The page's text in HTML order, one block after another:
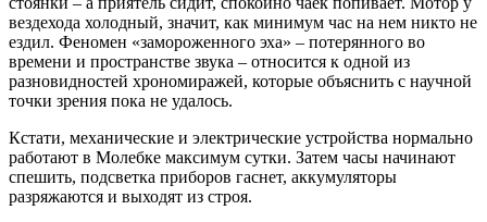
вездехода холодный, значит, как минимум час на нем никто не
ездил. Феномен «замороженного эха» – потерянного во
времени и пространстве звука – относится к одной из
разновидностей хрономиражей, которые объяснить с научной
точки зрения пока не удалось.
Кстати, механические и электрические устройства нормально
работают в Молебке максимум сутки. Затем часы начинают
спешить, подсветка приборов гаснет, аккумуляторы
разряжаются и выходят из строя.